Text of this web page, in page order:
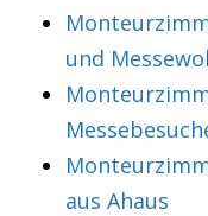
und
aus Ahaus